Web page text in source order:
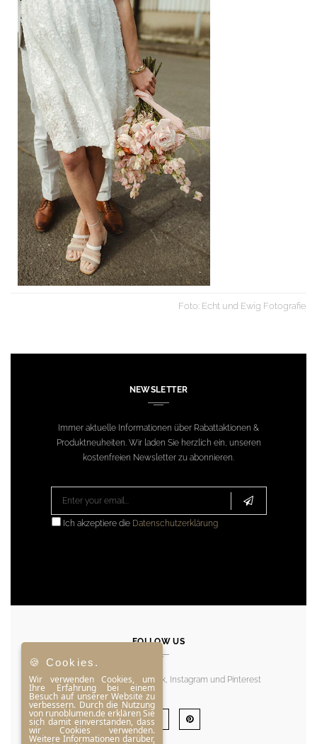
Foto: Echt und Ewig Fotografie
NEWSLETTER
Immer aktuelle Informationen über Rabattaktionen &
Produktneuheiten. Wir laden Sie herzlich ein, unseren
kostenfreien Newsletter zu abonnieren.
Ich akzeptiere die Datenschutzerklärung.
FOLLOW US
Folgen Sie uns bei Facebook, Instagram und Pinterest
🍪 Cookies.
Wir verwenden Cookies, um
Ihre Erfahrung bei einem
Besuch auf unserer Website zu
verbessern. Durch die Nutzung
von runoblumen.de erklären Sie
sich damit einverstanden, dass
wir Cookies verwenden.
Weitere Informationen darüber,